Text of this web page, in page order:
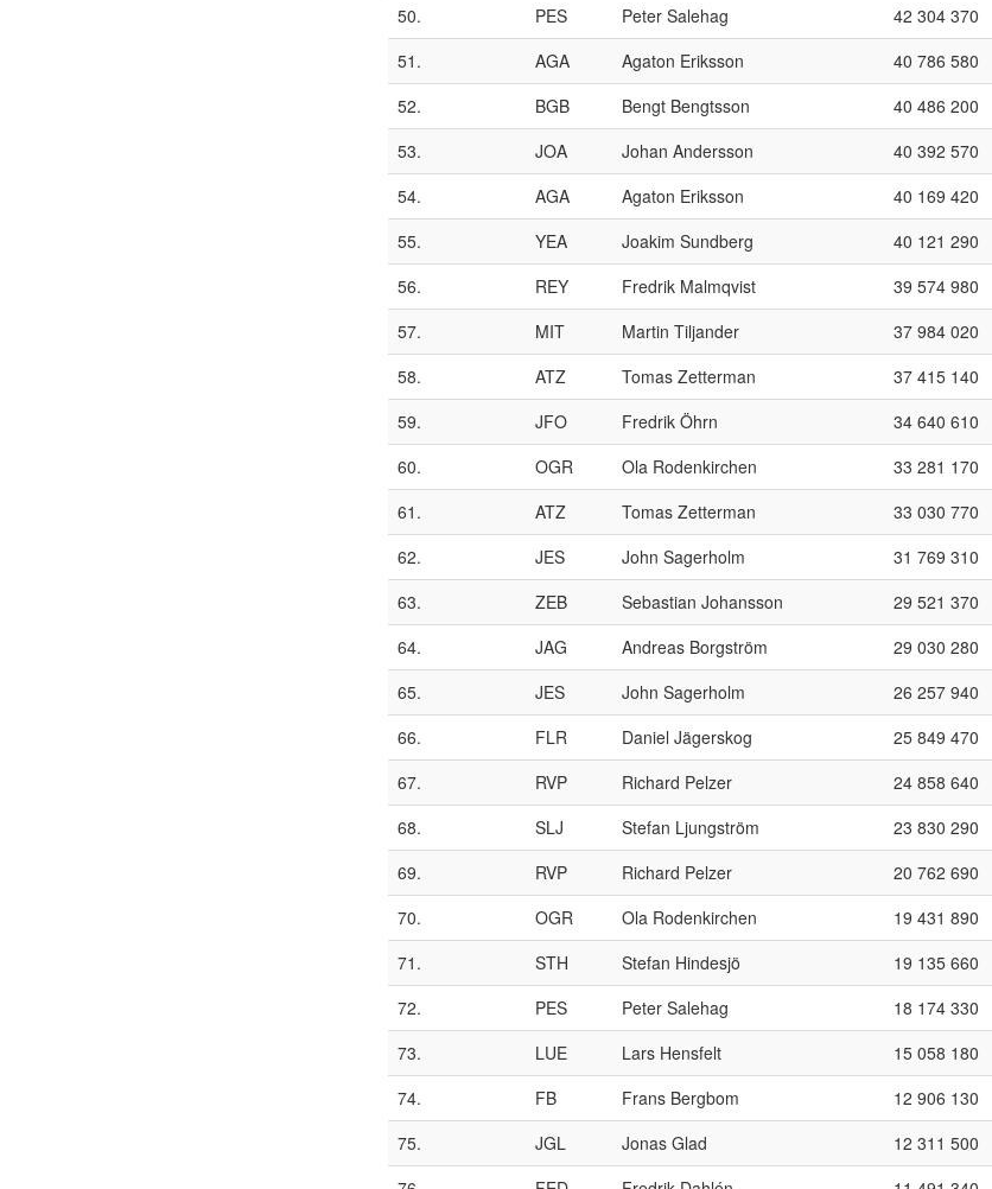
50. PES Peter Salehag 42 304 370
51. AGA Agaton Eriksson 40 786 580
52. BGB Bengt Bengtsson 40 486 200
53. JOA Johan Andersson 40 392 570
54. AGA Agaton Eriksson 40 169 420
55. YEA Joakim Sundberg 40 121 290
56. REY Fredrik Malmqvist 39 574 980
57. MIT Martin Tiljander 37 984 020
58. ATZ Tomas Zetterman 37 415 140
59. JFO Fredrik Öhrn 34 640 610
60. OGR Ola Rodenkirchen 33 281 170
61. ATZ Tomas Zetterman 33 030 770
62. JES John Sagerholm 31 769 310
63. ZEB Sebastian Johansson 29 521 370
64. JAG Andreas Borgström 29 030 280
65. JES John Sagerholm 26 257 940
66. FLR Daniel Jägerskog 25 849 470
67. RVP Richard Pelzer 24 858 640
68. SLJ Stefan Ljungström 23 830 290
69. RVP Richard Pelzer 20 762 690
70. OGR Ola Rodenkirchen 19 431 890
71. STH Stefan Hindesjö 19 135 660
72. PES Peter Salehag 18 174 330
73. LUE Lars Hensfelt 15 058 180
74. FB Frans Bergbom 12 906 130
75. JGL Jonas Glad 12 311 500